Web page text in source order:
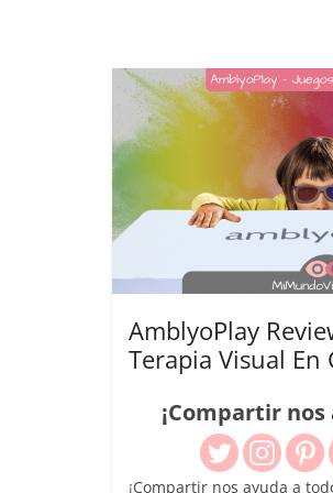
AmblyoPlay
Terapia Visual En
¡Compartir
¡Compartir nos ayuda a